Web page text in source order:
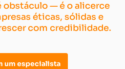
obstáculo — é o alicerce
éticas, sólidas e
com credibilidade.
um especialista